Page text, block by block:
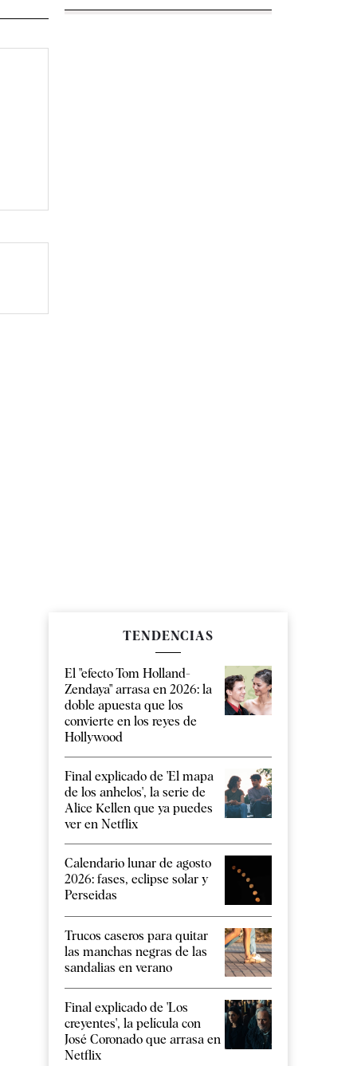
TENDENCIAS
El "efecto Tom Holland-
Zendaya" arrasa en 2026: la
doble apuesta que los
convierte en los reyes de
Hollywood
Final explicado de 'El mapa
de los anhelos', la serie de
Alice Kellen que ya puedes
ver en Netflix
Calendario lunar de agosto
2026: fases, eclipse solar y
Perseidas
Trucos caseros para quitar
las manchas negras de las
sandalias en verano
Final explicado de 'Los
creyentes', la película con
José Coronado que arrasa en
Netflix